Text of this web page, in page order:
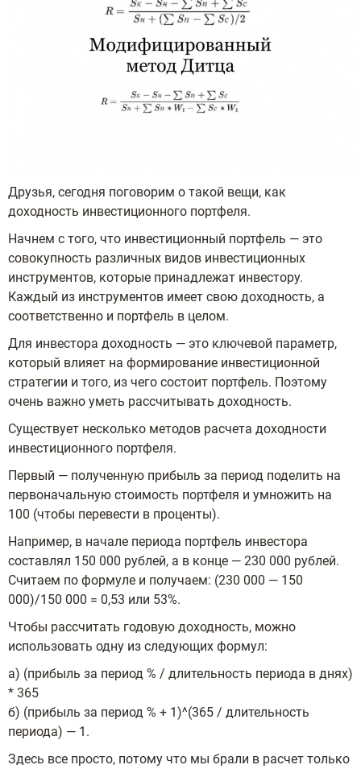
Друзья, сегодня поговорим о такой вещи, как
доходность инвестиционного портфеля.
Начнем с того, что инвестиционный портфель — это
совокупность различных видов инвестиционных
инструментов, которые принадлежат инвестору.
Каждый из инструментов имеет свою доходность, а
соответственно и портфель в целом.
Для инвестора доходность — это ключевой параметр,
который влияет на формирование инвестиционной
стратегии и того, из чего состоит портфель. Поэтому
очень важно уметь рассчитывать доходность.
Существует несколько методов расчета доходности
инвестиционного портфеля.
Первый — полученную прибыль за период поделить на
первоначальную стоимость портфеля и умножить на
100 (чтобы перевести в проценты).
Например, в начале периода портфель инвестора
составлял 150 000 рублей, а в конце — 230 000 рублей.
Считаем по формуле и получаем: (230 000 — 150
000)/150 000 = 0,53 или 53%.
Чтобы рассчитать годовую доходность, можно
использовать одну из следующих формул:
а) (прибыль за период % / длительность периода в днях)
* 365
б) (прибыль за период % + 1)^(365 / длительность
периода) — 1.
Здесь все просто, потому что мы брали в расчет только